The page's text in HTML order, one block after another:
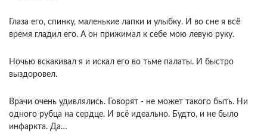
Глаза его, спинку, маленькие лапки и улыбку. И во сне я всё
время гладил его. А он прижимал к себе мою левую руку.
Ночью вскакивал я и искал его во тьме палаты. И быстро
выздоровел.
Врачи очень удивлялись. Говорят - не может такого быть. Ни
одного рубца на сердце. И всё идеально. Будто, и не было
инфаркта. Да…